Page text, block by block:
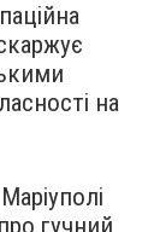
на
гучний